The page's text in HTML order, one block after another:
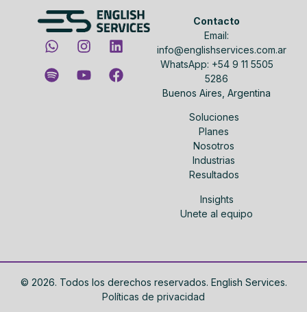
Contacto
Email:
info@englishservices.com.ar
WhatsApp: +54 9 11 5505
5286
Buenos Aires, Argentina
Soluciones
Planes
Nosotros
Industrias
Resultados
Insights
Unete al equipo
© 2026. Todos los derechos reservados. English Services.
Políticas de privacidad